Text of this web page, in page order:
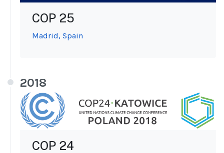
COP 25
Madrid, Spain
2018
COP 24